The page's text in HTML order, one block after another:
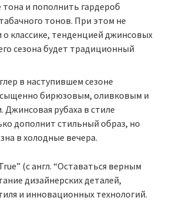
и пополнить гардероб
тонов. При этом не
классике, тенденцией джинсовых
сезона будет традиционный
в наступившем сезоне
бирюзовым, оливковым и
рубаха в стиле
дополнит стильный образ, но
в холодные вечера.
(c англ. “Оставаться верным
дизайнерских деталей,
и инновационных технологий.